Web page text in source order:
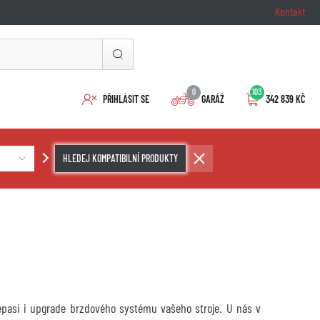
Kontakt
PŘIHLÁSIT SE
0
GARÁŽ
103
342 839 KČ
HLEDEJ KOMPATIBILNÍ PRODUKTY
i upgrade brzdového systému vašeho stroje. U nás v